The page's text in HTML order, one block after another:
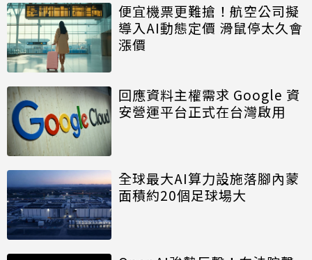
便宜機票更難搶！航空公司擬
導入AI動態定價 滑鼠停太久會
漲價
回應資料主權需求 Google 資
安營運平台正式在台灣啟用
全球最大AI算力設施落腳內蒙
面積約20個足球場大